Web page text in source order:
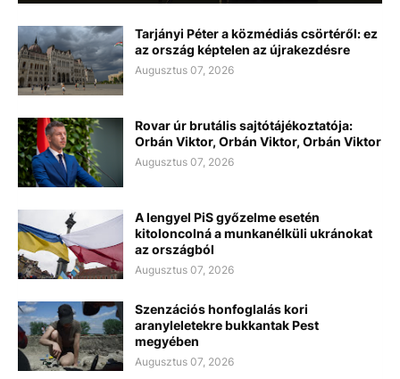
Tarjányi Péter a közmédiás csörtéről: ez
az ország képtelen az újrakezdésre
Augusztus 07, 2026
Rovar úr brutális sajtótájékoztatója:
Orbán Viktor, Orbán Viktor, Orbán Viktor
Augusztus 07, 2026
A lengyel PiS győzelme esetén
kitoloncolná a munkanélküli ukránokat
az országból
Augusztus 07, 2026
Szenzációs honfoglalás kori
aranyleletekre bukkantak Pest
megyében
Augusztus 07, 2026